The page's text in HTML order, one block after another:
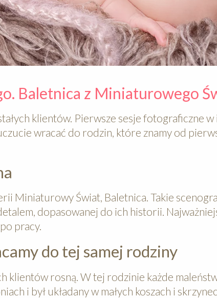
Baletnica z Miniaturowego
klientów. Pierwsze sesje fotograficzne w
wracać do rodzin, które znamy od
Miniaturowy Świat, Baletnica. Takie
dopasowanej do ich historii.
pracy.
do tej samej rodziny
klientów rosną. W tej rodzinie każde
i był układany w małych koszach i